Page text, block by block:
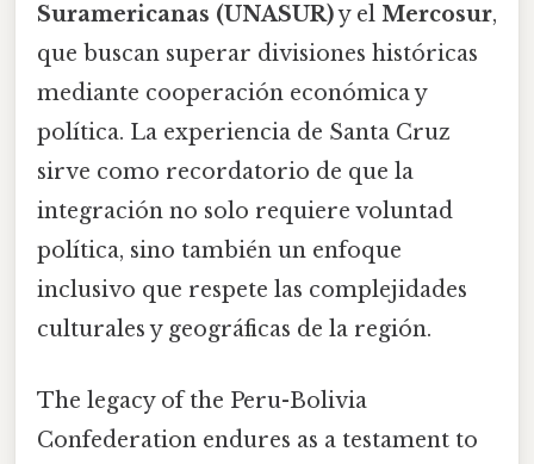
Suramericanas (UNASUR)y el Mercosur,
que buscan superar divisiones históricas
mediante cooperación económica y
política. La experiencia de Santa Cruz
sirve como recordatorio de que la
integración no solo requiere voluntad
política, sino también un enfoque
inclusivo que respete las complejidades
culturales y geográficas de la región.
The legacy of the Peru-Bolivia
Confederation endures as a testament to